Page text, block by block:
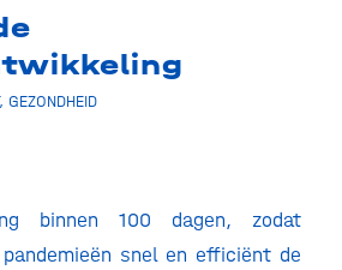
GEZONDHEID
binnen 100 dagen, zodat
snel en efficiënt de